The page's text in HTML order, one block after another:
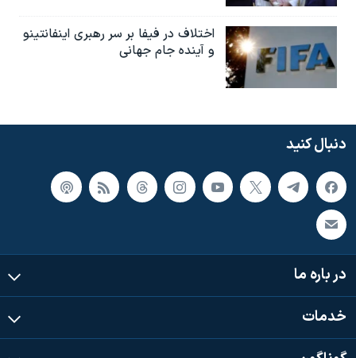
اختلاف در فیفا بر سر رهبری اینفانتینو
و آینده جام جهانی
دنبال کنید
در باره ما
خدمات